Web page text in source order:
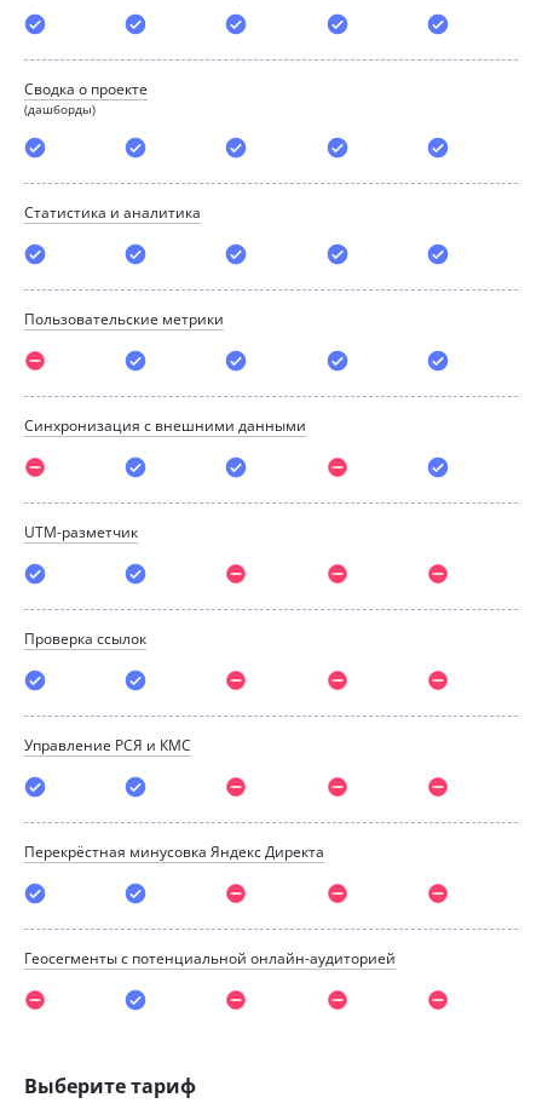
Сводка о проекте
(дашборды)
Статистика и аналитика
Пользовательские метрики
Синхронизация с внешними данными
UTM-разметчик
Проверка ссылок
Управление РСЯ и КМС
Перекрёстная минусовка Яндекс Директа
Геосегменты с потенциальной онлайн-аудиторией
Выберите тариф